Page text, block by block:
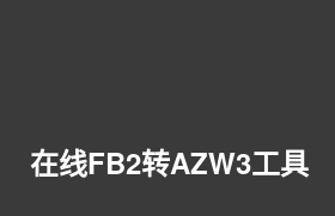
在线FB2转AZW3工具